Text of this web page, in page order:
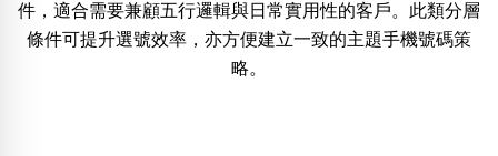
一 二 三 四 五 六 七 八 九 十
件，適合需要兼顧五行邏輯與日常實用性的客戶。此類分層
條件可提升選號效率，亦方便建立一致的主題手機號碼策
略。